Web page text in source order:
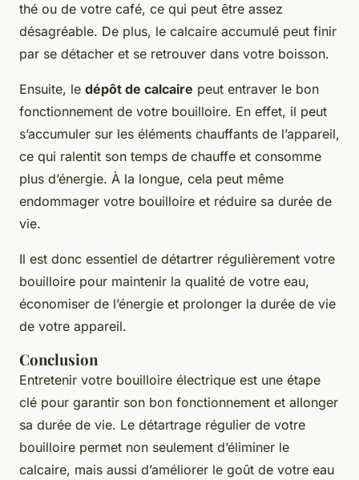
thé ou de votre café, ce qui peut être assez
désagréable. De plus, le calcaire accumulé peut finir
par se détacher et se retrouver dans votre boisson.
Ensuite, le dépôt de calcaire peut entraver le bon
fonctionnement de votre bouilloire. En effet, il peut
s’accumuler sur les éléments chauffants de l’appareil,
ce qui ralentit son temps de chauffe et consomme
plus d’énergie. À la longue, cela peut même
endommager votre bouilloire et réduire sa durée de
vie.
Il est donc essentiel de détartrer régulièrement votre
bouilloire pour maintenir la qualité de votre eau,
économiser de l’énergie et prolonger la durée de vie
de votre appareil.
Conclusion
Entretenir votre bouilloire électrique est une étape
clé pour garantir son bon fonctionnement et allonger
sa durée de vie. Le détartrage régulier de votre
bouilloire permet non seulement d’éliminer le
calcaire, mais aussi d’améliorer le goût de votre eau